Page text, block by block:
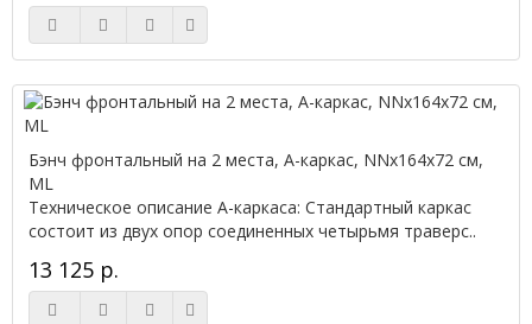
Бэнч фронтальный на 2 места, А-каркас, NNx164х72 см,
ML
Техническое описание А-каркаса: Стандартный каркас
состоит из двух опор соединенных четырьмя траверс..
13 125 р.